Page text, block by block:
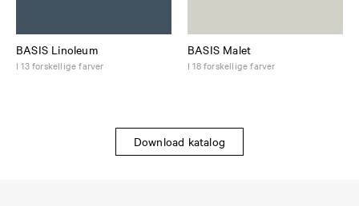
BASIS Linoleum
I 13 forskellige farver
BASIS Malet
I 18 forskellige farver
Download katalog